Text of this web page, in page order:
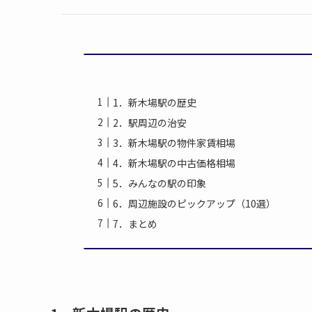
1．新木場駅の歴史
2．駅周辺の治安
3．新木場駅の物件家賃相場
4．新木場駅の中古価格相場
5．みんなの駅の印象
6．周辺施設のピックアップ（10選）
7．まとめ